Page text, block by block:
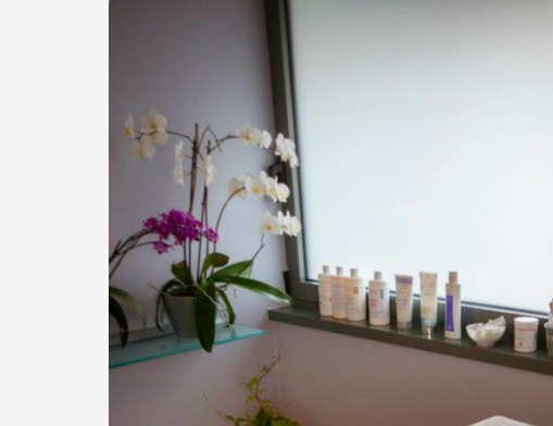
Antistress, Mioarticolare, Cranio-Sacrale, Fisiosomatico
*Prezzi di listino verificati in data 25/8/2016.
Via Adriatica 264
Campoformido (UD)
Tel. 0432 563088
P.IVA01314440932
Per ulteriori informazioni sull'offerta o sulle
scrivi aposta@espevia.it